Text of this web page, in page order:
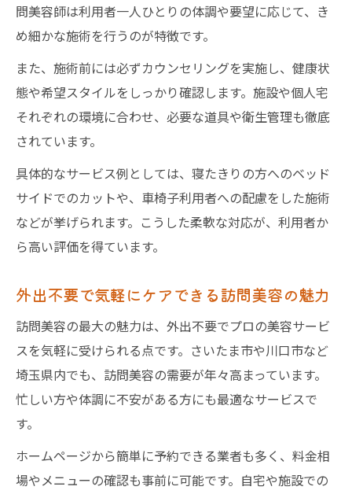
問美容師は利用者一人ひとりの体調や要望に応じて、き
め細かな施術を行うのが特徴です。
また、施術前には必ずカウンセリングを実施し、健康状
態や希望スタイルをしっかり確認します。施設や個人宅
それぞれの環境に合わせ、必要な道具や衛生管理も徹底
されています。
具体的なサービス例としては、寝たきりの方へのベッド
サイドでのカットや、車椅子利用者への配慮をした施術
などが挙げられます。こうした柔軟な対応が、利用者か
ら高い評価を得ています。
外出不要で気軽にケアできる訪問美容の魅力
訪問美容の最大の魅力は、外出不要でプロの美容サービ
スを気軽に受けられる点です。さいたま市や川口市など
埼玉県内でも、訪問美容の需要が年々高まっています。
忙しい方や体調に不安がある方にも最適なサービスで
す。
ホームページから簡単に予約できる業者も多く、料金相
場やメニューの確認も事前に可能です。自宅や施設での